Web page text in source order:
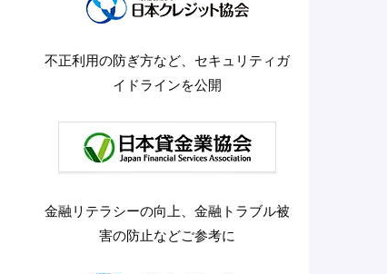
不正利用の防ぎ方など、セキュリティガ
イドラインを公開
金融リテラシーの向上、金融トラブル被
害の防止などご参考に